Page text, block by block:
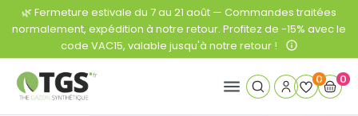
🌿 Fermeture estivale du 7 au 21 août — Commandes traitées
normalement, expédition à notre retour. Profitez de -15% avec le
code VAC15, valable jusqu'à notre retour !
info_outline
menu 0 0